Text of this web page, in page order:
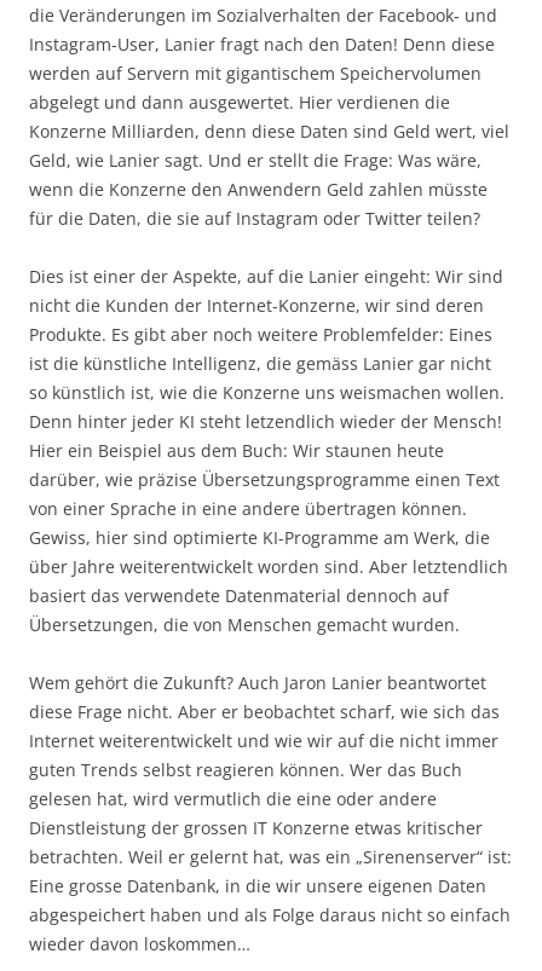
die Veränderungen im Sozialverhalten der Facebook- und
Instagram-User, Lanier fragt nach den Daten! Denn diese
werden auf Servern mit gigantischem Speichervolumen
abgelegt und dann ausgewertet. Hier verdienen die
Konzerne Milliarden, denn diese Daten sind Geld wert, viel
Geld, wie Lanier sagt. Und er stellt die Frage: Was wäre,
wenn die Konzerne den Anwendern Geld zahlen müsste
für die Daten, die sie auf Instagram oder Twitter teilen?
Dies ist einer der Aspekte, auf die Lanier eingeht: Wir sind
nicht die Kunden der Internet-Konzerne, wir sind deren
Produkte. Es gibt aber noch weitere Problemfelder: Eines
ist die künstliche Intelligenz, die gemäss Lanier gar nicht
so künstlich ist, wie die Konzerne uns weismachen wollen.
Denn hinter jeder KI steht letzendlich wieder der Mensch!
Hier ein Beispiel aus dem Buch: Wir staunen heute
darüber, wie präzise Übersetzungsprogramme einen Text
von einer Sprache in eine andere übertragen können.
Gewiss, hier sind optimierte KI-Programme am Werk, die
über Jahre weiterentwickelt worden sind. Aber letztendlich
basiert das verwendete Datenmaterial dennoch auf
Übersetzungen, die von Menschen gemacht wurden.
Wem gehört die Zukunft? Auch Jaron Lanier beantwortet
diese Frage nicht. Aber er beobachtet scharf, wie sich das
Internet weiterentwickelt und wie wir auf die nicht immer
guten Trends selbst reagieren können. Wer das Buch
gelesen hat, wird vermutlich die eine oder andere
Dienstleistung der grossen IT Konzerne etwas kritischer
betrachten. Weil er gelernt hat, was ein „Sirenenserver“ ist:
Eine grosse Datenbank, in die wir unsere eigenen Daten
abgespeichert haben und als Folge daraus nicht so einfach
wieder davon loskommen…